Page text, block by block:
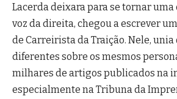
Lacerda deixara para se tornar
voz da direita, chegou a escrever
de Carreirista da Traição. Nele,
diferentes sobre os mesmos
milhares de artigos publicados na
especialmente na Tribuna da